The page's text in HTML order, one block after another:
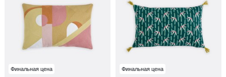
Финальная цена Финальная цена